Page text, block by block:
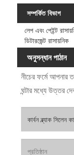
সম্পর্কিত বিভাগ
লেপ এবং পেইন্ট
ডিটারজেন্ট রাসায়নিক
অনুসন্ধান পাঠান
নীচের ফর্মে আপনার
ঘন্টার মধ্যে উত্তর